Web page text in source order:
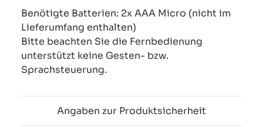
Benötigte Batterien: 2x AAA Micro (nicht im
Lieferumfang enthalten)
Bitte beachten Sie die Fernbedienung
unterstützt keine Gesten- bzw.
Sprachsteuerung.
Angaben zur Produktsicherheit